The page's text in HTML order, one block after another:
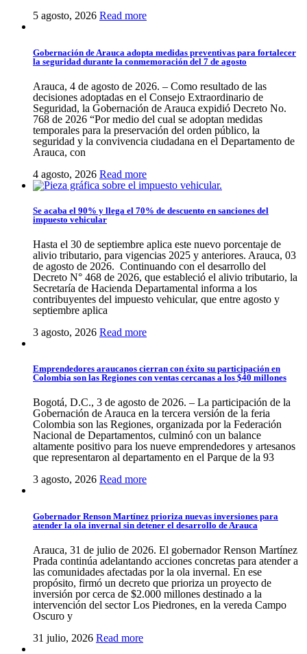
5 agosto, 2026 Read more
Gobernación de Arauca adopta medidas preventivas para fortalecer
la seguridad durante la conmemoración del 7 de agosto
Arauca, 4 de agosto de 2026. – Como resultado de las
decisiones adoptadas en el Consejo Extraordinario de
Seguridad, la Gobernación de Arauca expidió Decreto No.
768 de 2026 “Por medio del cual se adoptan medidas
temporales para la preservación del orden público, la
seguridad y la convivencia ciudadana en el Departamento de
Arauca, con
4 agosto, 2026 Read more
Se acaba el 90% y llega el 70% de descuento en sanciones del
impuesto vehicular
Hasta el 30 de septiembre aplica este nuevo porcentaje de
alivio tributario, para vigencias 2025 y anteriores. Arauca, 03
de agosto de 2026. Continuando con el desarrollo del
Decreto N° 468 de 2026, que estableció el alivio tributario, la
Secretaría de Hacienda Departamental informa a los
contribuyentes del impuesto vehicular, que entre agosto y
septiembre aplica
3 agosto, 2026 Read more
Emprendedores araucanos cierran con éxito su participación en
Colombia son las Regiones con ventas cercanas a los $40 millones
Bogotá, D.C., 3 de agosto de 2026. – La participación de la
Gobernación de Arauca en la tercera versión de la feria
Colombia son las Regiones, organizada por la Federación
Nacional de Departamentos, culminó con un balance
altamente positivo para los nueve emprendedores y artesanos
que representaron al departamento en el Parque de la 93
3 agosto, 2026 Read more
Gobernador Renson Martínez prioriza nuevas inversiones para
atender la ola invernal sin detener el desarrollo de Arauca
Arauca, 31 de julio de 2026. El gobernador Renson Martínez
Prada continúa adelantando acciones concretas para atender a
las comunidades afectadas por la ola invernal. En ese
propósito, firmó un decreto que prioriza un proyecto de
inversión por cerca de $2.000 millones destinado a la
intervención del sector Los Piedrones, en la vereda Campo
Oscuro y
31 julio, 2026 Read more